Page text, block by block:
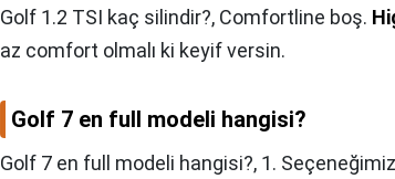
Golf 1.2 TSI kaç silindir?, Comfortline boş.
az comfort olmalı ki keyif versin.
Golf 7 en full modeli hangisi?
Golf 7 en full modeli hangisi?, 1. Seçeneğimiz